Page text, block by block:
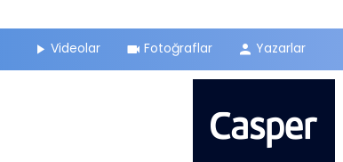
Videolar Fotoğraflar Yazarlar